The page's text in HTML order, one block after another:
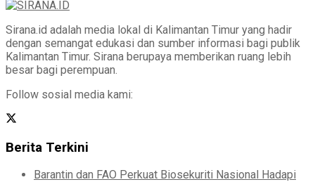
Sirana.id adalah media lokal di Kalimantan Timur yang hadir
dengan semangat edukasi dan sumber informasi bagi publik
Kalimantan Timur. Sirana berupaya memberikan ruang lebih
besar bagi perempuan.
Follow sosial media kami:
Berita Terkini
Barantin dan FAO Perkuat Biosekuriti Nasional Hadapi